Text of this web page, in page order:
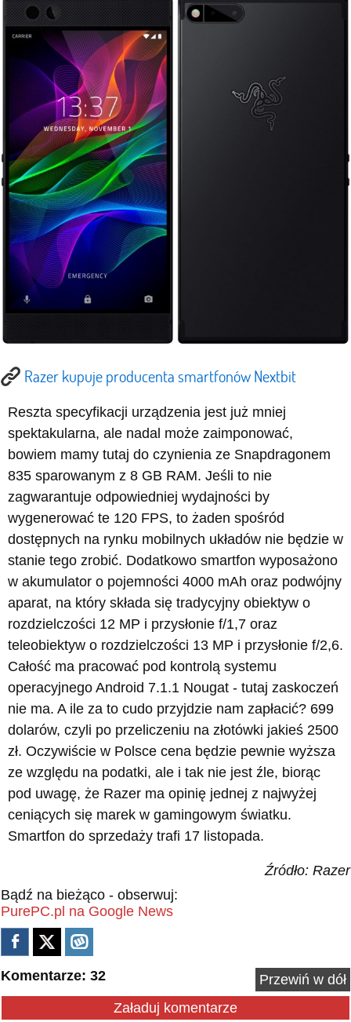
Razer kupuje producenta smartfonów Nextbit
Reszta specyfikacji urządzenia jest już mniej
spektakularna, ale nadal może zaimponować,
bowiem mamy tutaj do czynienia ze Snapdragonem
835 sparowanym z 8 GB RAM. Jeśli to nie
zagwarantuje odpowiedniej wydajności by
wygenerować te 120 FPS, to żaden spośród
dostępnych na rynku mobilnych układów nie będzie w
stanie tego zrobić. Dodatkowo smartfon wyposażono
w akumulator o pojemności 4000 mAh oraz podwójny
aparat, na który składa się tradycyjny obiektyw o
rozdzielczości 12 MP i przysłonie f/1,7 oraz
teleobiektyw o rozdzielczości 13 MP i przysłonie f/2,6.
Całość ma pracować pod kontrolą systemu
operacyjnego Android 7.1.1 Nougat - tutaj zaskoczeń
nie ma. A ile za to cudo przyjdzie nam zapłacić? 699
dolarów, czyli po przeliczeniu na złotówki jakieś 2500
zł. Oczywiście w Polsce cena będzie pewnie wyższa
ze względu na podatki, ale i tak nie jest źle, biorąc
pod uwagę, że Razer ma opinię jednej z najwyżej
ceniących się marek w gamingowym światku.
Smartfon do sprzedaży trafi 17 listopada.
Źródło: Razer
Bądź na bieżąco - obserwuj:
PurePC.pl na Google News
Komentarze: 32
Przewiń w dół
Załaduj komentarze